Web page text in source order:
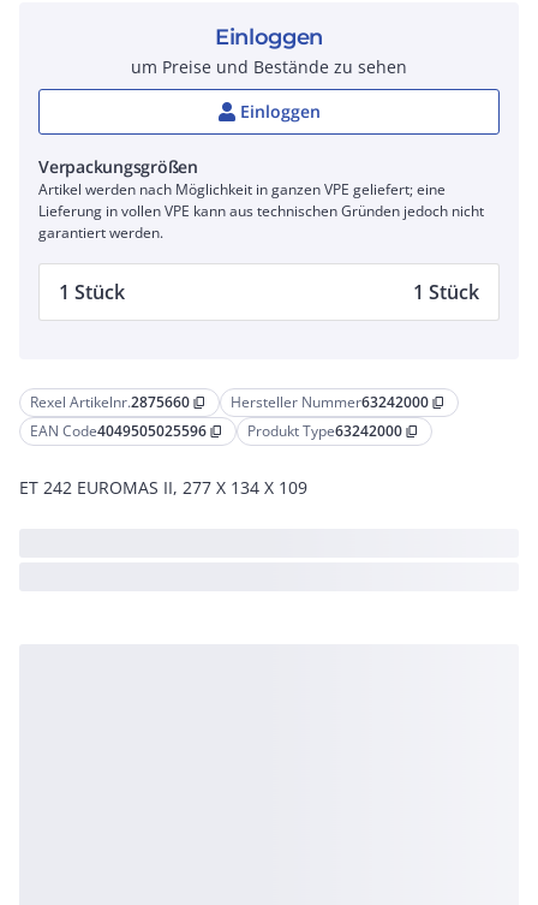
Rexel Artikelnr.2875660 content_copy Hersteller Nummer63242000 content_copy
EAN Code4049505025596 content_copy Produkt Type63242000 content_copy
ET 242 EUROMAS II, 277 X 134 X 109
Einloggen
um Preise und Bestände zu sehen
Einloggen
Verpackungsgrößen
Artikel werden nach Möglichkeit in ganzen VPE geliefert; eine
Lieferung in vollen VPE kann aus technischen Gründen jedoch nicht
garantiert werden.
1 Stück 1 Stück